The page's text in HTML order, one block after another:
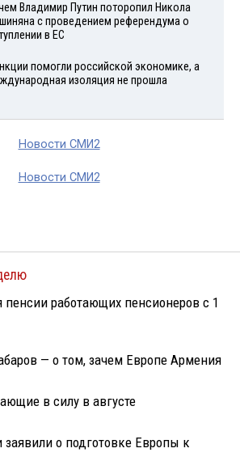
Владимир Путин поторопил Никола
с проведением референдума о
в ЕС
помогли российской экономике, а
изоляция не прошла
Новости СМИ2
Новости СМИ2
пенсии работающих пенсионеров с 1
— о том, зачем Европе Армения
в силу в августе
о подготовке Европы к